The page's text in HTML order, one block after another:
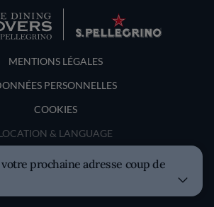
and Conditions
MENTIONS LÉGALES
PERSONNELLES
COOKIES
& LANGUAGE
France
prochaine adresse coup de